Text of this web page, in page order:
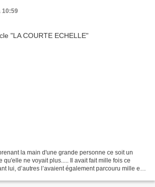
10:59
la main d'une grande personne ce soit un
qu'elle ne voyait plus..... Il avait fait mille fois ce
lui, d’autres l’avaient également parcouru mille et